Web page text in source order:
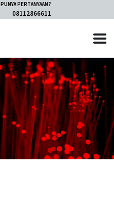
PUNYA PERTANYAAN?
08112866611